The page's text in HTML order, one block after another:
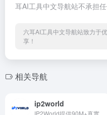
耳AI工具中文导航站不承担任
六耳AI工具中文导航站致力于
享！
相关导航
ip2world